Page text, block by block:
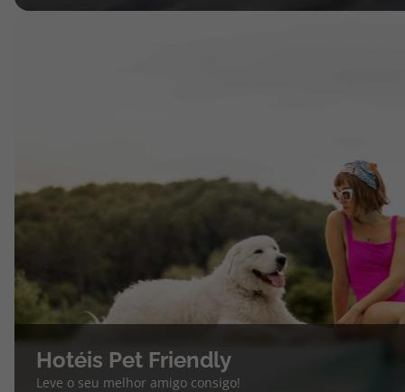
Hotéis Pet Friendly
Leve o seu melhor amigo consigo!